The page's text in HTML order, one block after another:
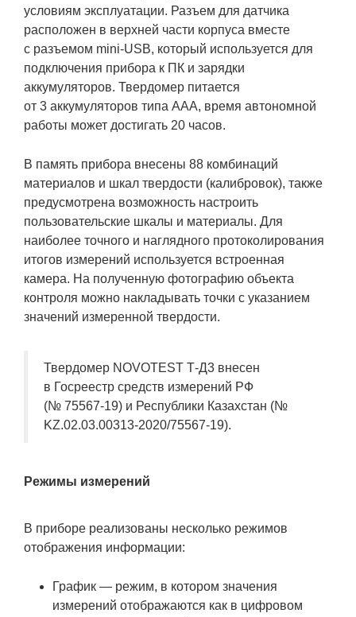
условиям эксплуатации. Разъем для датчика
расположен в верхней части корпуса вместе
с разъемом mini-USB, который используется для
подключения прибора к ПК и зарядки
аккумуляторов. Твердомер питается
от 3 аккумуляторов типа ААА, время автономной
работы может достигать 20 часов.
В память прибора внесены 88 комбинаций
материалов и шкал твердости (калибровок), также
предусмотрена возможность настроить
пользовательские шкалы и материалы. Для
наиболее точного и наглядного протоколирования
итогов измерений используется встроенная
камера. На полученную фотографию объекта
контроля можно накладывать точки с указанием
значений измеренной твердости.
Твердомер NOVOTEST Т-Д3 внесен
в Госреестр средств измерений РФ
(№ 75567-19) и Республики Казахстан (№
KZ.02.03.00313-2020/75567-19).
Режимы измерений
В приборе реализованы несколько режимов
отображения информации:
График — режим, в котором значения
измерений отображаются как в цифровом